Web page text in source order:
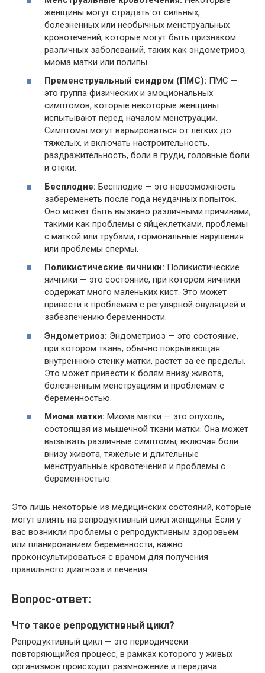
женщины могут страдать от сильных,
болезненных или необычных менструальных
кровотечений, которые могут быть признаком
различных заболеваний, таких как эндометриоз,
миома матки или полипы.
Пременструальный синдром (ПМС): ПМС —
это группа физических и эмоциональных
симптомов, которые некоторые женщины
испытывают перед началом менструации.
Симптомы могут варьироваться от легких до
тяжелых, и включать настроительность,
раздражительность, боли в груди, головные боли
и отеки.
Бесплодие: Бесплодие — это невозможность
забеременеть после года неудачных попыток.
Оно может быть вызвано различными причинами,
такими как проблемы с яйцеклетками, проблемы
с маткой или трубами, гормональные нарушения
или проблемы спермы.
Поликистические яичники: Поликистические
яичники — это состояние, при котором яичники
содержат много маленьких кист. Это может
привести к проблемам с регулярной овуляцией и
забезпечению беременности.
Эндометриоз: Эндометриоз — это состояние,
при котором ткань, обычно покрывающая
внутреннюю стенку матки, растет за ее пределы.
Это может привести к болям внизу живота,
болезненным менструациям и проблемам с
беременностью.
Миома матки: Миома матки — это опухоль,
состоящая из мышечной ткани матки. Она может
вызывать различные симптомы, включая боли
внизу живота, тяжелые и длительные
менструальные кровотечения и проблемы с
беременностью.
Это лишь некоторые из медицинских состояний, которые
могут влиять на репродуктивный цикл женщины. Если у
вас возникли проблемы с репродуктивным здоровьем
или планированием беременности, важно
проконсультироваться с врачом для получения
правильного диагноза и лечения.
Вопрос-ответ:
Что такое репродуктивный цикл?
Репродуктивный цикл — это периодически
повторяющийся процесс, в рамках которого у живых
организмов происходит размножение и передача